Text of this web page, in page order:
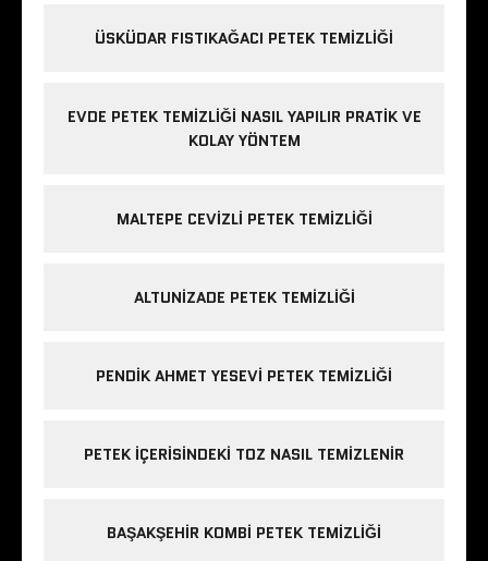
ÜSKÜDAR FISTIKAĞACI PETEK TEMIZLIĞI
EVDE PETEK TEMIZLIĞI NASIL YAPILIR PRATIK VE
KOLAY YÖNTEM
MALTEPE CEVIZLI PETEK TEMIZLIĞI
ALTUNIZADE PETEK TEMIZLIĞI
PENDIK AHMET YESEVI PETEK TEMIZLIĞI
PETEK IÇERISINDEKI TOZ NASIL TEMIZLENIR
BAŞAKŞEHIR KOMBI PETEK TEMIZLIĞI